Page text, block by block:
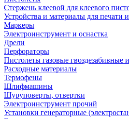
Стержень клеевой для клеевого
Устройства и материалы для печати
Маркеры
Электроинструмент и оснастка
Дрели
Перфораторы
Пистолеты газовые гвоздезабивные
Расходные материалы
Термофены
Шлифмашины
Шуруповерты, отвертки
Электроинструмент прочий
Установки генераторные